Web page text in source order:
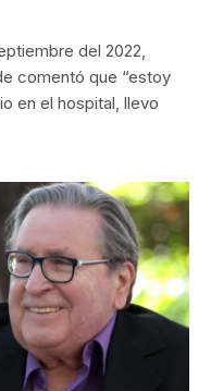
del 2022,
comentó que “estoy
en el hospital, llevo